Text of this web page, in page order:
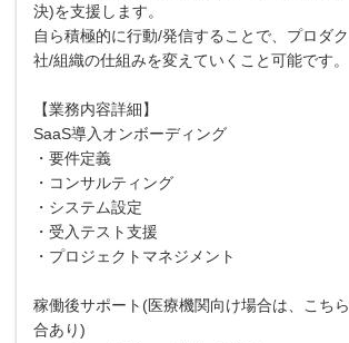
決)を支援します。
自ら積極的に行動/発信することで、プロダ
社/組織の仕組みを変えていくこと可能です。
【業務内容詳細】
SaaS導入オンボーディング
・要件定義
・コンサルティング
・システム設定
・受入テスト支援
・プロジェクトマネジメント
稼働後サポート(医療機関向け場合は、こち
合あり)